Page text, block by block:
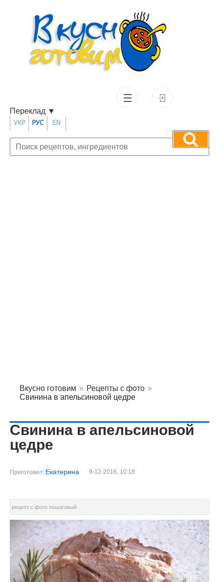
Переклад ▼
Вкусно готовим » Рецепты с фото »
Свинина в апельсиновой цедре
Свинина в апельсиновой
цедре
Приготовил: Екатерина 9-12-2016, 10:18
рецепт с фото пошаговый